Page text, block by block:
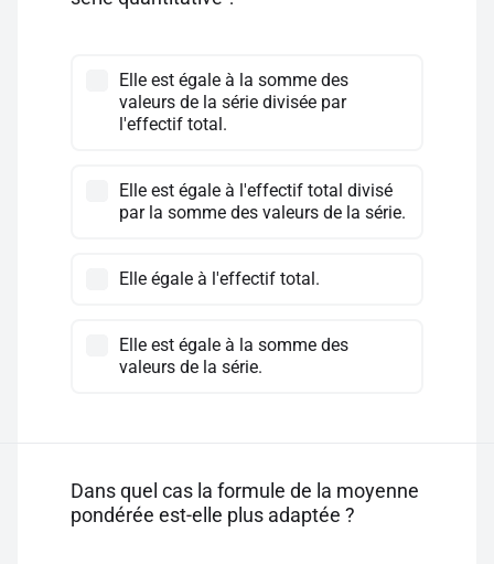
Elle est égale à la somme des
valeurs de la série divisée par
l'effectif total.
Elle est égale à l'effectif total divisé
par la somme des valeurs de la série.
Elle égale à l'effectif total.
Elle est égale à la somme des
valeurs de la série.
Dans quel cas la formule de la moyenne
pondérée est-elle plus adaptée ?